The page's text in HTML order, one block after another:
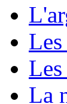
La